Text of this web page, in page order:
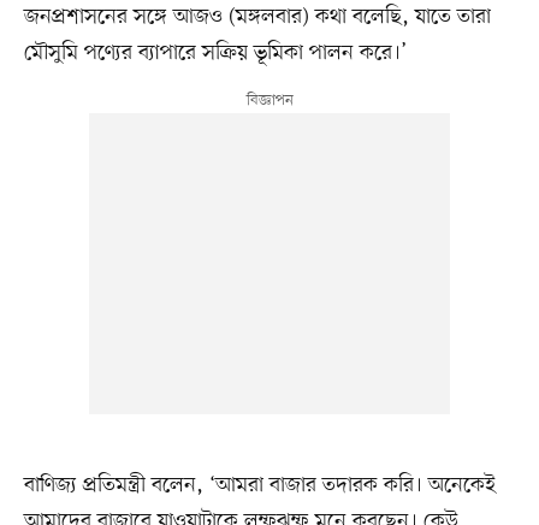
জনপ্রশাসনের সঙ্গে আজও (মঙ্গলবার) কথা বলেছি, যাতে তারা
মৌসুমি পণ্যের ব্যাপারে সক্রিয় ভূমিকা পালন করে।’
বাণিজ্য প্রতিমন্ত্রী বলেন, ‘আমরা বাজার তদারক করি। অনেকেই